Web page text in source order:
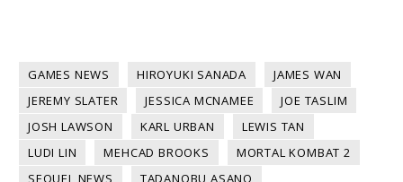
GAMES NEWS HIROYUKI SANADA
JAMES WAN
JEREMY SLATER
JESSICA MCNAMEE
JOE TASLIM
JOSH LAWSON
KARL URBAN
LEWIS TAN
LUDI LIN
MEHCAD BROOKS
MORTAL KOMBAT 2
SEQUEL NEWS
TADANOBU ASANO